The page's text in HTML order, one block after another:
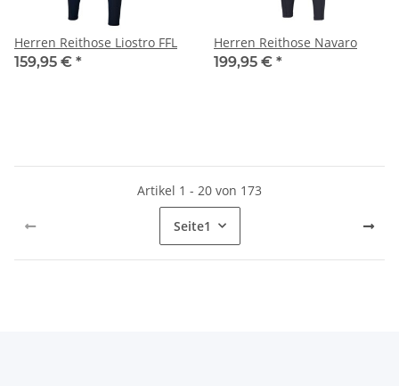
Herren Reithose Liostro FFL
159,95 € *
Herren Reithose Navaro
199,95 € *
Artikel 1 - 20 von 173
Seite1